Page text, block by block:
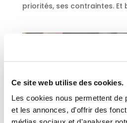
Ce site web utilise des cookies.
Les cookies nous permettent de
et les annonces, d'offrir des
priorités, ses contraintes. Et